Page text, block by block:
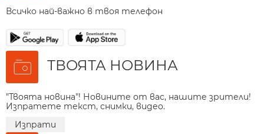
Всичко най-важно в твоя телефон
ТВОЯТА НОВИНА
"Твоята новина"! Новините от вас, нашите зрители!
Изпратете текст, снимки, видео.
Изпрати